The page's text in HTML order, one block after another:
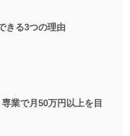
きる3つの理由
業で月50万円以上を目